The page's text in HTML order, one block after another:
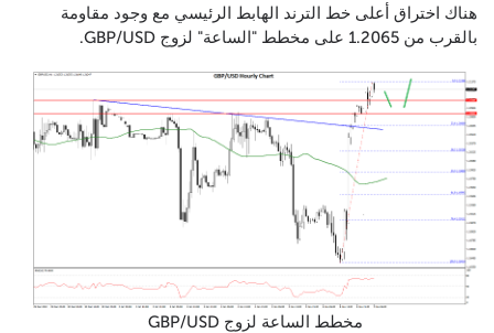
هناك اختراق أعلى خط الترند الهابط الرئيسي مع وجود مقاومة
بالقرب من 1.2065 على مخطط "الساعة" لزوج GBP/USD.
مخطط الساعة لزوج GBP/USD